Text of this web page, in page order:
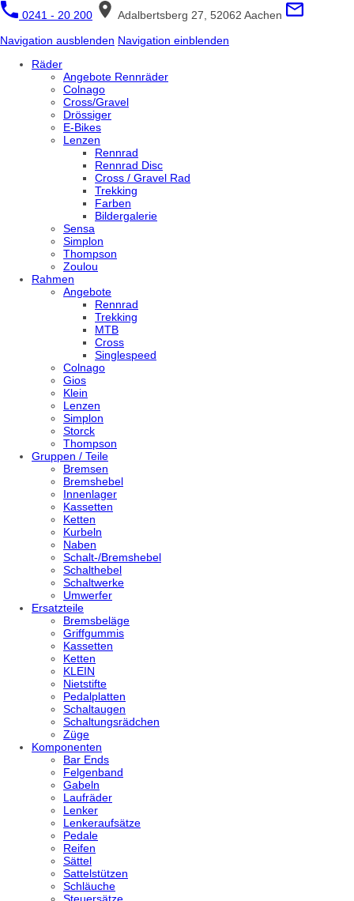
0241 - 20 200
Adalbertsberg 27, 52062 Aachen
Navigation ausblenden Navigation einblenden
Räder
Angebote Rennräder
Colnago
Cross/Gravel
Drössiger
E-Bikes
Lenzen
Rennrad
Rennrad Disc
Cross / Gravel Rad
Trekking
Farben
Bildergalerie
Sensa
Simplon
Thompson
Zoulou
Rahmen
Angebote
Rennrad
Trekking
MTB
Cross
Singlespeed
Colnago
Gios
Klein
Lenzen
Simplon
Storck
Thompson
Gruppen / Teile
Bremsen
Bremshebel
Innenlager
Kassetten
Ketten
Kurbeln
Naben
Schalt-/Bremshebel
Schalthebel
Schaltwerke
Umwerfer
Ersatzteile
Bremsbeläge
Griffgummis
Kassetten
Ketten
KLEIN
Nietstifte
Pedalplatten
Schaltaugen
Schaltungsrädchen
Züge
Komponenten
Bar Ends
Felgenband
Gabeln
Laufräder
Lenker
Lenkeraufsätze
Pedale
Reifen
Sättel
Sattelstützen
Schläuche